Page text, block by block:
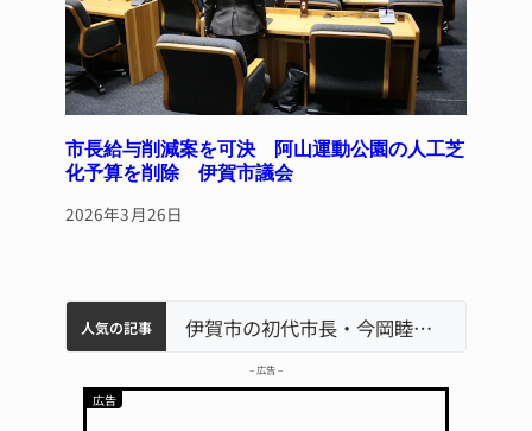
市長給与削減案を可決 阿山運動公園の人工芝
化予算を削除 伊賀市議会
2026年3月26日
人気の記事
名張市水道料金47％値上げへ 答申案、審議会で大筋まとまる名張市立病院のDMAT、熊本地震の被災地へ 能登以来3回目の派遣
特産「白鳳梨」の出荷最盛期 直売所にぎわう 伊賀 伊賀市の初代市長・今岡睦之さん死去 87歳
– 広告 –